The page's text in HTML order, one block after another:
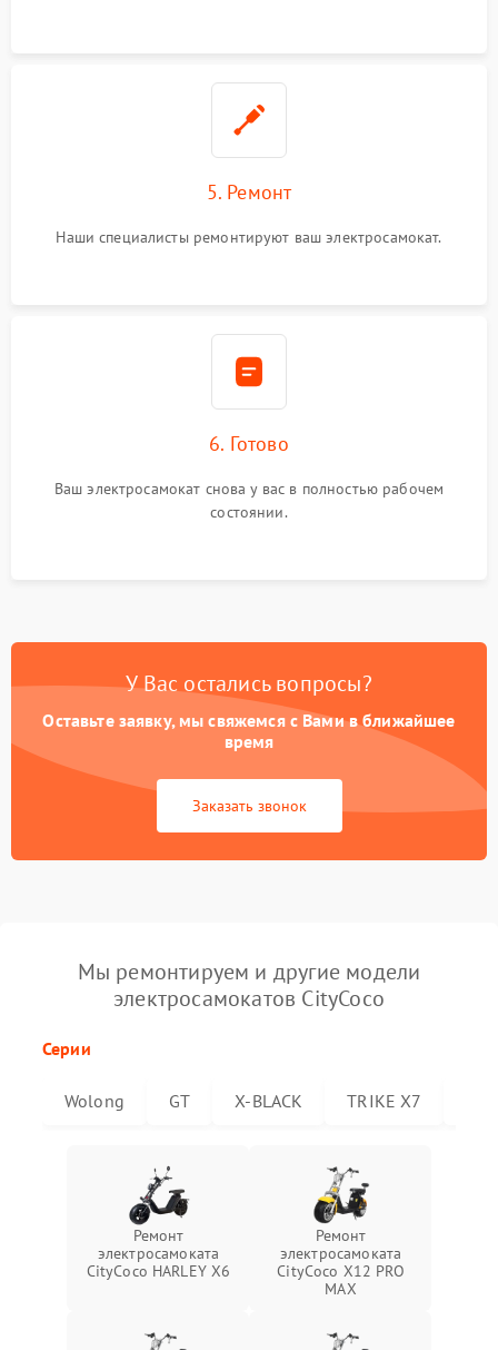
5. Ремонт
Наши специалисты ремонтируют ваш электросамокат.
6. Готово
Ваш электросамокат снова у вас в полностью рабочем
состоянии.
У Вас остались вопросы?
Оставьте заявку, мы свяжемся с Вами в ближайшее
время
Заказать звонок
Мы ремонтируем и другие модели
электросамокатов CityCoco
Серии
Wolong GT X-BLACK TRIKE X7
Ремонт
электросамоката
CityCoco HARLEY X6
Ремонт
электросамоката
CityCoco X12 PRO
MAX